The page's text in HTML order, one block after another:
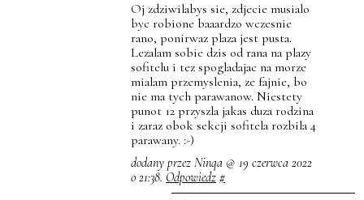
Oj zdziwilabys sie, zdjecie musialo
byc robione baaardzo wczesnie
rano, ponirwaz plaza jest pusta.
Lezalam sobie dzis od rana na plazy
sofitelu i tez spogladajac na morze
mialam przemyslenia, ze fajnie, bo
nie ma tych parawanow. Niestety
punot 12 przyszla jakas duza rodzina
i zaraz obok sekcji sofitela rozbila 4
parawany. :-)
dodany przez Ninqa @ 19 czerwca 2022
o 21:38. Odpowiedz #